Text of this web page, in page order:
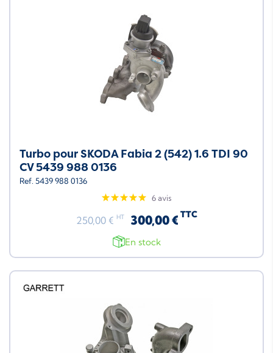
Turbo pour SKODA Fabia 2 (542) 1.6 TDI 90
CV 5439 988 0136
Ref. 5439 988 0136
6 avis
250,00 € HT 300,00 € TTC
En stock